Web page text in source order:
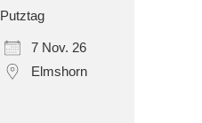
Putztag
7 Nov. 26
Elmshorn